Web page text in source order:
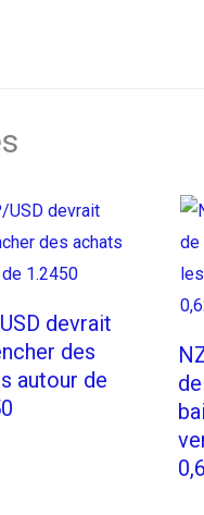
devrait
des
autour de